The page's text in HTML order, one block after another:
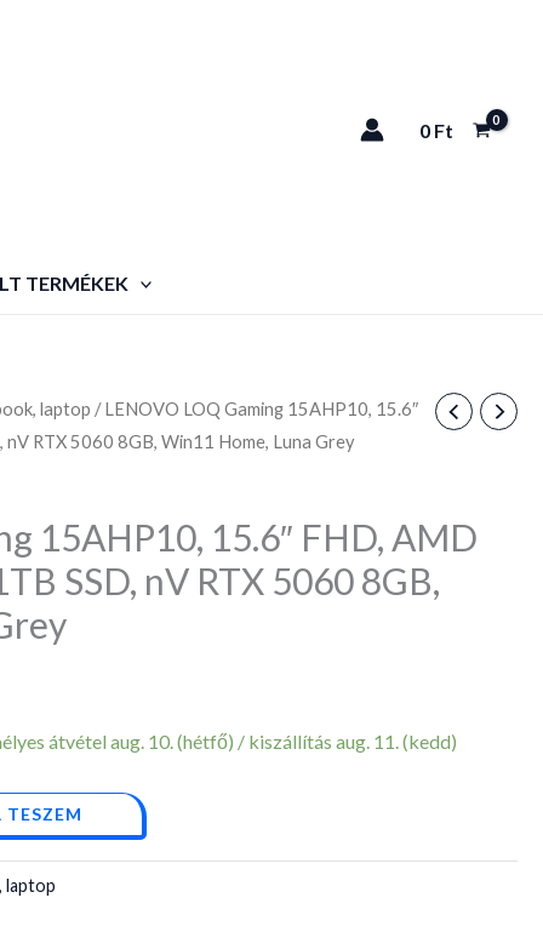
0 Ft
TERMÉKEK
laptop / LENOVO LOQ Gaming 15AHP10, 15.6″
RTX 5060 8GB, Win11 Home, Luna Grey
15AHP10, 15.6″ FHD, AMD
SSD, nV RTX 5060 8GB,
átvétel aug. 10. (hétfő) / kiszállítás aug. 11. (kedd)
TESZEM
laptop